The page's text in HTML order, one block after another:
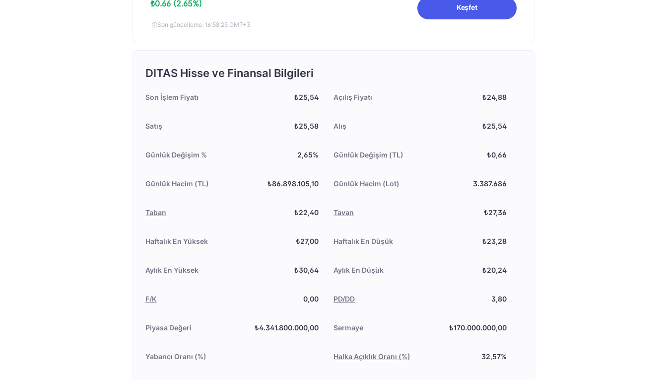
₺0.66 (2.65%)
Son güncelleme: 16:58:25 GMT+3
Keşfet
DITAS Hisse ve Finansal Bilgileri
Son İşlem Fiyatı ₺25,54
Satış ₺25,58
Günlük Değişim % 2,65%
Günlük Hacim (TL) ₺86.898.105,10
Taban ₺22,40
Haftalık En Yüksek ₺27,00
Aylık En Yüksek ₺30,64
F/K 0,00
Piyasa Değeri ₺4.341.800.000,00
Yabancı Oranı (%)
Açılış Fiyatı ₺24,88
Alış ₺25,54
Günlük Değişim (TL) ₺0,66
Günlük Hacim (Lot) 3.387.686
Tavan ₺27,36
Haftalık En Düşük ₺23,28
Aylık En Düşük ₺20,24
PD/DD 3,80
Sermaye ₺170.000.000,00
Halka Açıklık Oranı (%) 32,57%